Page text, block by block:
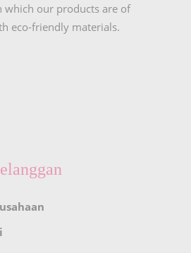
which our products are of
eco-friendly materials.